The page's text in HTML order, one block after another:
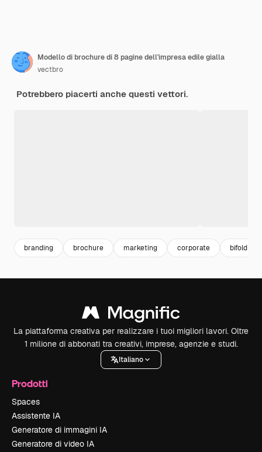
Modello di brochure di 8 pagine dell'impresa edile gialla
vectbro
Potrebbero piacerti anche questi vettori.
branding brochure marketing corporate bifold
La piattaforma creativa per realizzare i tuoi migliori lavori. Oltre
1 milione di abbonati tra creativi, imprese, agenzie e studi.
Italiano
Prodotti
Spaces
Assistente IA
Generatore di immagini IA
Generatore di video IA